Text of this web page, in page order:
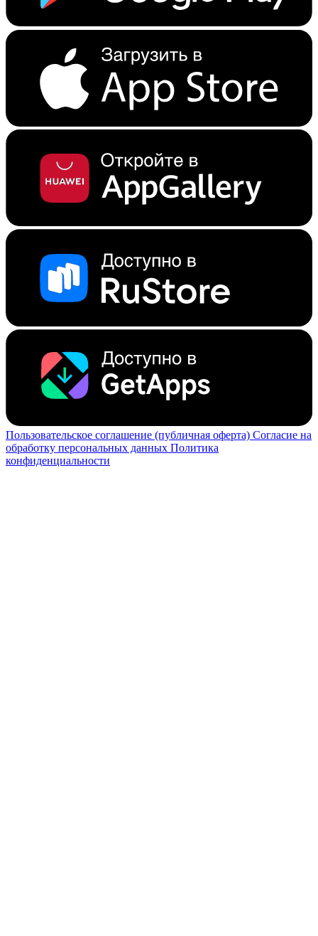
Пользовательское соглашение (публичная оферта) Согласие на
обработку персональных данных Политика
конфиденциальности